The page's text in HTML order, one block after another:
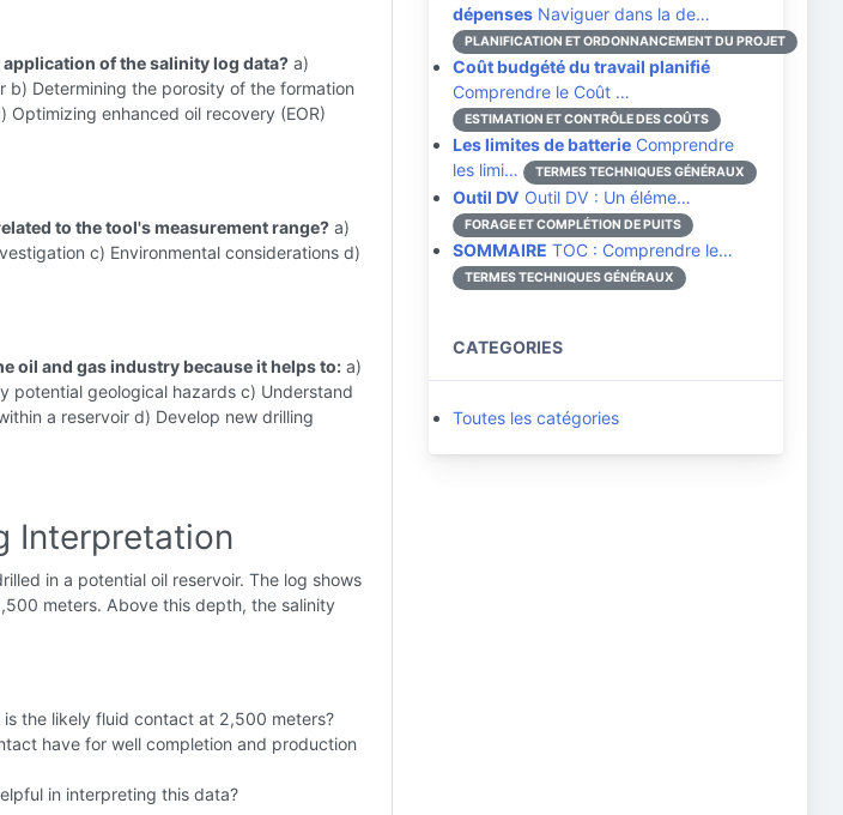
of the salinity log data? a)
Determining the porosity of the formation
enhanced oil recovery (EOR)
to the tool's measurement range? a)
c) Environmental considerations d)
oil and gas industry because it helps to: a)
potential geological hazards c) Understand
a reservoir d) Develop new drilling
Interpretation
in a potential oil reservoir. The log shows
meters. Above this depth, the salinity
the likely fluid contact at 2,500 meters?
have for well completion and production
in interpreting this data?
dépenses Naviguer dans la de…
PLANIFICATION ET ORDONNANCEMENT DU PROJET
Coût budgété du travail planifié
Comprendre le Coût …
ESTIMATION ET CONTRÔLE DES COÛTS
Les limites de batterie Comprendre
les limi…
TERMES TECHNIQUES GÉNÉRAUX
Outil DV Outil DV : Un éléme…
FORAGE ET COMPLÉTION DE PUITS
SOMMAIRE TOC : Comprendre le…
TERMES TECHNIQUES GÉNÉRAUX
CATEGORIES
Toutes les catégories